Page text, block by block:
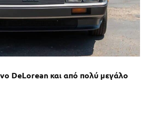
DeLorean και από πολύ μεγάλο